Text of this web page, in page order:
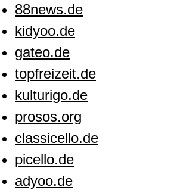
88news.de
kidyoo.de
gateo.de
topfreizeit.de
kulturigo.de
prosos.org
classicello.de
picello.de
adyoo.de